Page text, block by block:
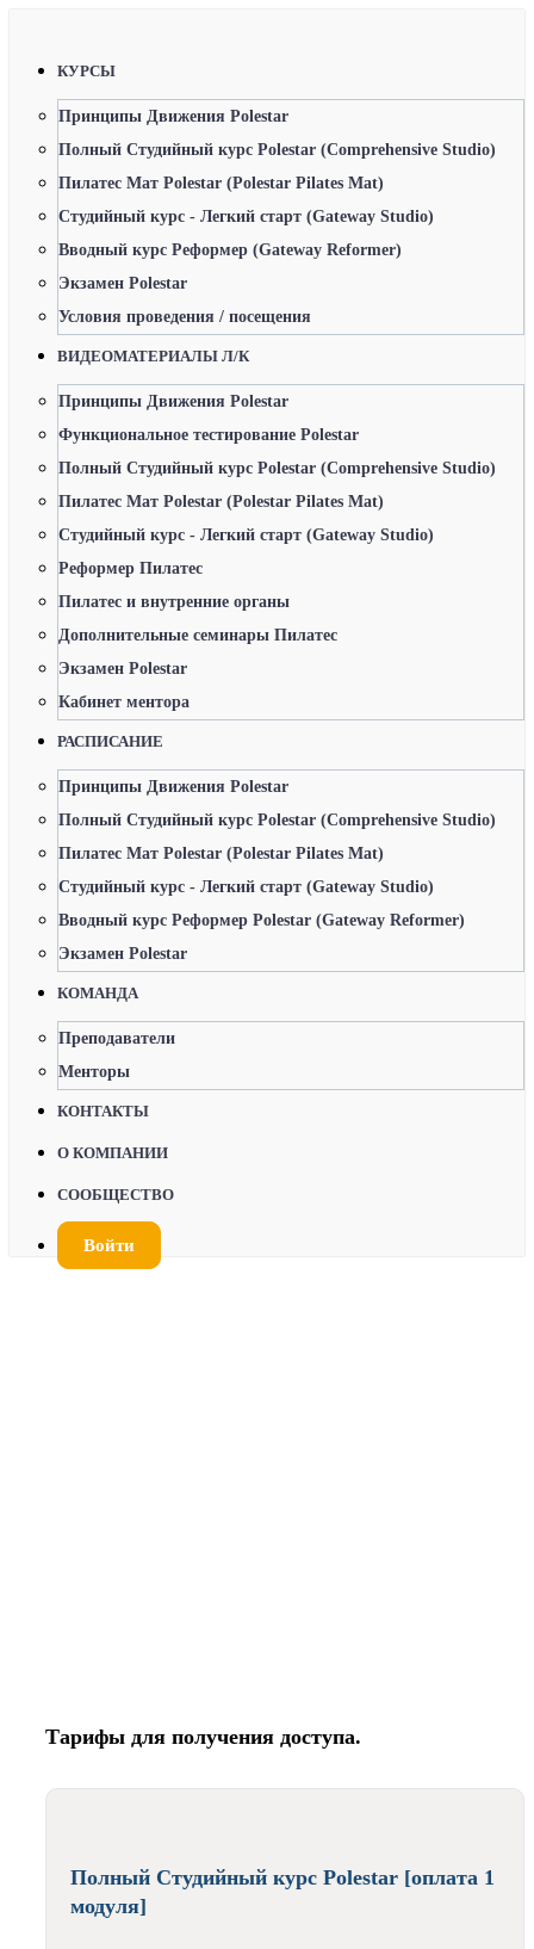
КУРСЫ
Принципы Движения Polestar
Полный Студийный курс Polestar (Comprehensive Studio)
Пилатес Мат Polestar (Polestar Pilates Mat)
Студийный курс - Легкий старт (Gateway Studio)
Вводный курс Реформер (Gateway Reformer)
Экзамен Polestar
Условия проведения / посещения
ВИДЕОМАТЕРИАЛЫ Л/К
Принципы Движения Polestar
Функциональное тестирование Polestar
Полный Студийный курс Polestar (Comprehensive Studio)
Пилатес Мат Polestar (Polestar Pilates Mat)
Студийный курс - Легкий старт (Gateway Studio)
Реформер Пилатес
Пилатес и внутренние органы
Дополнительные семинары Пилатес
Экзамен Polestar
Кабинет ментора
РАСПИСАНИЕ
Принципы Движения Polestar
Полный Студийный курс Polestar (Comprehensive Studio)
Пилатес Мат Polestar (Polestar Pilates Mat)
Студийный курс - Легкий старт (Gateway Studio)
Вводный курс Реформер Polestar (Gateway Reformer)
Экзамен Polestar
КОМАНДА
Преподаватели
Менторы
КОНТАКТЫ
О КОМПАНИИ
СООБЩЕСТВО
Войти
Тарифы для получения доступа.
Полный Студийный курс Polestar [оплата 1
модуля]